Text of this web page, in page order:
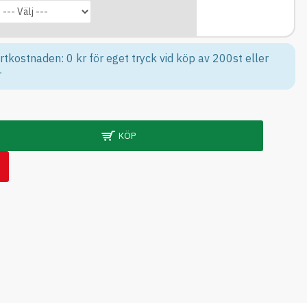
0 kr för eget tryck vid köp av 200st eller
KÖP